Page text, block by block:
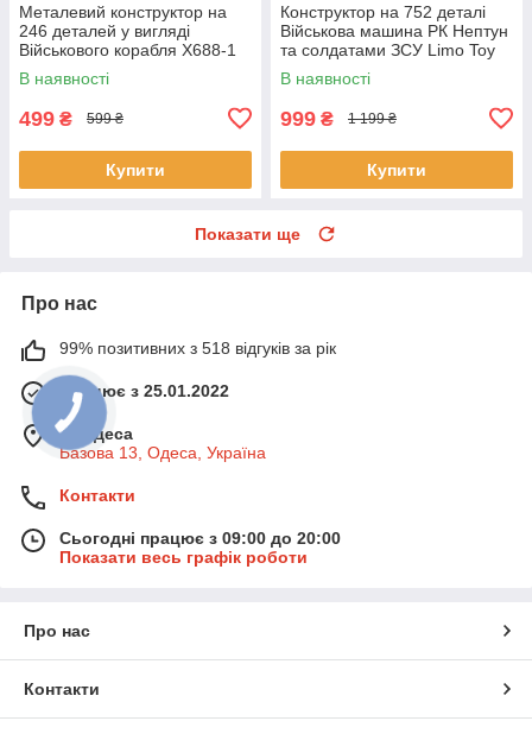
Металевий конструктор на
246 деталей у вигляді
Військового корабля X688-1
В наявності
499 ₴ 599 ₴
Купити
Конструктор на 752 деталі
Військова машина РК Нептун
та солдатами ЗСУ Limo Toy
KB 1146
В наявності
999 ₴ 1 199 ₴
Купити
Показати ще
Про нас
99% позитивних з 518 відгуків за рік
Працює з 25.01.2022
м. Одеса
Базова 13, Одеса, Україна
Контакти
Сьогодні працює з 09:00 до 20:00
Показати весь графік роботи
Про нас
Контакти